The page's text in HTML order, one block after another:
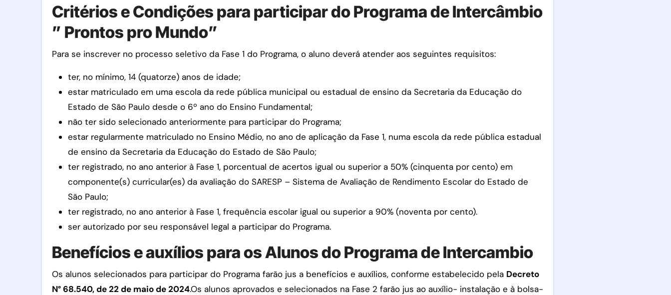
Critérios e Condições para participar do Programa de Intercâmbio
” Prontos pro Mundo”
Para se inscrever no processo seletivo da Fase 1 do Programa, o aluno deverá atender aos seguintes requisitos:
ter, no mínimo, 14 (quatorze) anos de idade;
estar matriculado em uma escola da rede pública municipal ou estadual de ensino da Secretaria da Educação do
Estado de São Paulo desde o 6º ano do Ensino Fundamental;
não ter sido selecionado anteriormente para participar do Programa;
estar regularmente matriculado no Ensino Médio, no ano de aplicação da Fase 1, numa escola da rede pública estadual
de ensino da Secretaria da Educação do Estado de São Paulo;
ter registrado, no ano anterior à Fase 1, porcentual de acertos igual ou superior a 50% (cinquenta por cento) em
componente(s) curricular(es) da avaliação do SARESP – Sistema de Avaliação de Rendimento Escolar do Estado de
São Paulo;
ter registrado, no ano anterior à Fase 1, frequência escolar igual ou superior a 90% (noventa por cento).
ser autorizado por seu responsável legal a participar do Programa.
Benefícios e auxílios para os Alunos do Programa de Intercambio
Os alunos selecionados para participar do Programa farão jus a benefícios e auxílios, conforme estabelecido pela Decreto
N° 68.540, de 22 de maio de 2024.Os alunos aprovados e selecionados na Fase 2 farão jus ao auxílio- instalação e à bolsa-